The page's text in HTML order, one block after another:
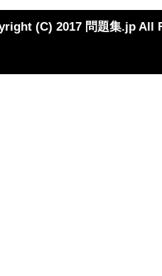
(C) 2017 問題集.jp All